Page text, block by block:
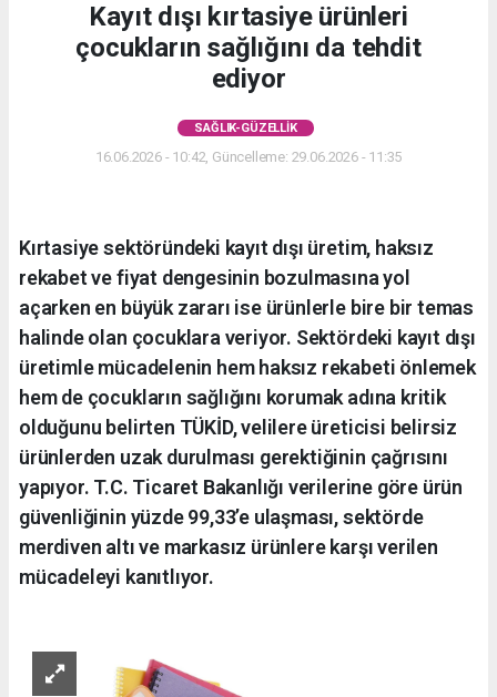
Kayıt dışı kırtasiye ürünleri
çocukların sağlığını da tehdit
ediyor
SAĞLIK-GÜZELLIK
16.06.2026 - 10:42, Güncelleme: 29.06.2026 - 11:35
Kırtasiye sektöründeki kayıt dışı üretim, haksız
rekabet ve fiyat dengesinin bozulmasına yol
açarken en büyük zararı ise ürünlerle bire bir temas
halinde olan çocuklara veriyor. Sektördeki kayıt dışı
üretimle mücadelenin hem haksız rekabeti önlemek
hem de çocukların sağlığını korumak adına kritik
olduğunu belirten TÜKİD, velilere üreticisi belirsiz
ürünlerden uzak durulması gerektiğinin çağrısını
yapıyor. T.C. Ticaret Bakanlığı verilerine göre ürün
güvenliğinin yüzde 99,33’e ulaşması, sektörde
merdiven altı ve markasız ürünlere karşı verilen
mücadeleyi kanıtlıyor.